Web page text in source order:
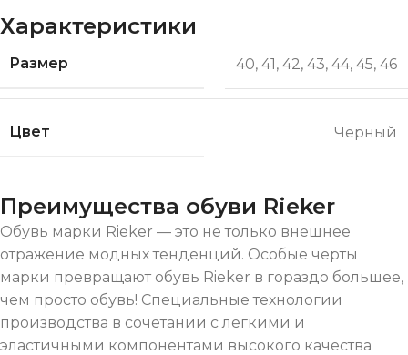
Характеристики
Размер 40, 41, 42, 43, 44, 45, 46
Цвет Чёрный
Преимущества обуви Rieker
Обувь марки Rieker — это не только внешнее
отражение модных тенденций. Особые черты
марки превращают обувь Rieker в гораздо большее,
чем просто обувь! Специальные технологии
производства в сочетании с легкими и
эластичными компонентами высокого качества